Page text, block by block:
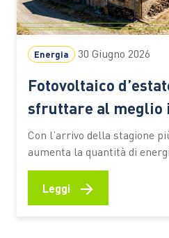
Energia 30 Giugno 2026
Fotovoltaico
sfruttare al meglio
Con l’arrivo della stagione
aumenta la quantità di
impianti domestici. È il
controllare le prestazioni
corretto funzionamento dei
Leggi →